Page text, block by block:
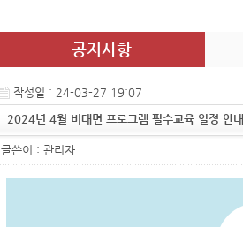
공지사항
작성일 : 24-03-27 19:07
2024년 4월 비대면 프로그램 필수교육 일정 안내
글쓴이 : 관리자